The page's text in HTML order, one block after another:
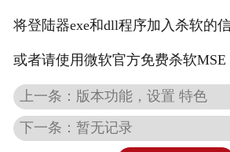
将登陆器exe和dll程序加入杀软的
或者请使用微软官方免费杀软MSE
上一条：版本功能，设置 特色
下一条：暂无记录